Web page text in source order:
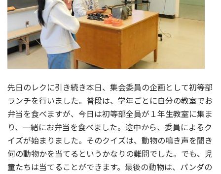
先日のレクに引き続き本日、集会委員の企画として初等部
ランチを行いました。普段は、学年ごとに自分の教室でお
弁当を食べますが、今日は初等部全員が１年生教室に集ま
り、一緒にお弁当を食べました。途中から、委員によるク
イズが始まりました。そのクイズは、動物の鳴き声を聞き
何の動物かを当てるというかなりの難問でした。でも、児
童たちは当てることができます。最後の動物は、パンダの